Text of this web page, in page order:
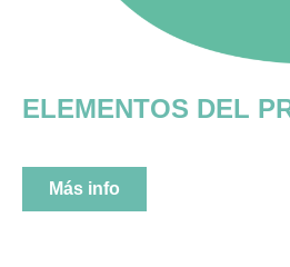
ELEMENTOS DEL
Más info